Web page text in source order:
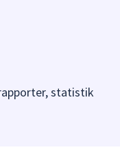
kommerstatistik